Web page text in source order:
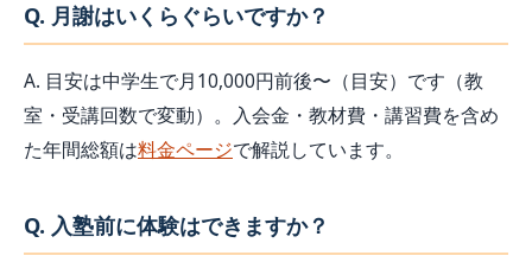
Q. 月謝はいくらぐらいですか？
A. 目安は中学生で月10,000円前後〜（目安）です（教
室・受講回数で変動）。入会金・教材費・講習費を含め
た年間総額は料金ページで解説しています。
Q. 入塾前に体験はできますか？